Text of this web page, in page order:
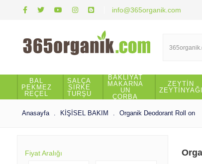
info@365organik.com
BAL
PEKMEZ
REÇEL
SALÇA
SİRKE
TURŞU
BAKLİYAT
MAKARNA
UN
ÇORBA
ZEYTİN
ZEYTİNYAĞI
Anasayfa KİŞİSEL BAKIM Organik Deodorant Roll on
Fiyat Aralığı